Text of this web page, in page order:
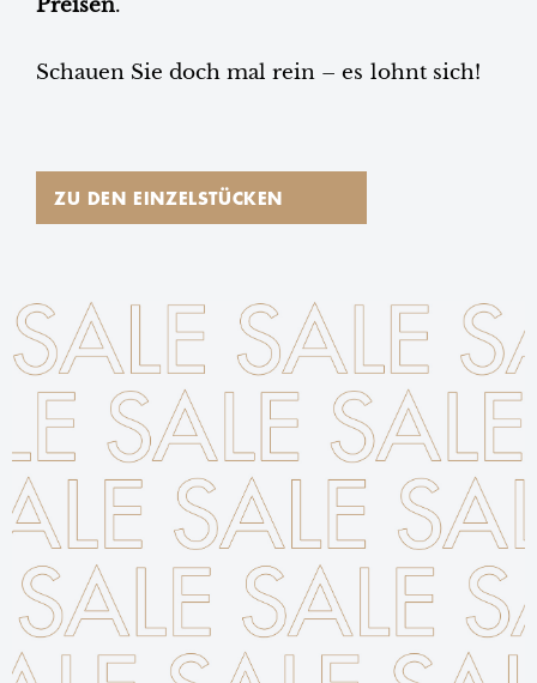
Preisen.
Schauen Sie doch mal rein – es lohnt sich!
ZU DEN EINZELSTÜCKEN